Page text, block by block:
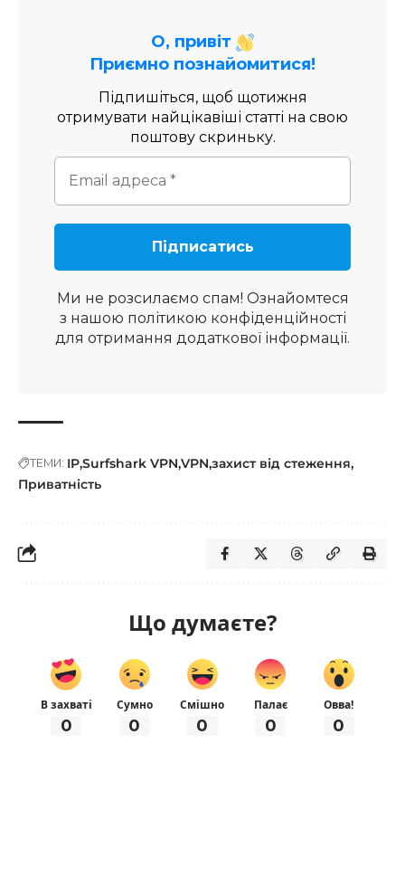
О, привіт
Приємно познайомитися!
Підпишіться, щоб щотижня
отримувати найцікавіші статті на свою
поштову скриньку.
Ми не розсилаємо спам! Ознайомтеся
з нашою політикою конфіденційності
для отримання додаткової інформації.
ТЕМИ: IPSurfshark VPN VPN захист від стеження
Приватність
Що думаєте?
В захваті
0
Сумно
0
Смішно
0
Палає
0
Овва!
0